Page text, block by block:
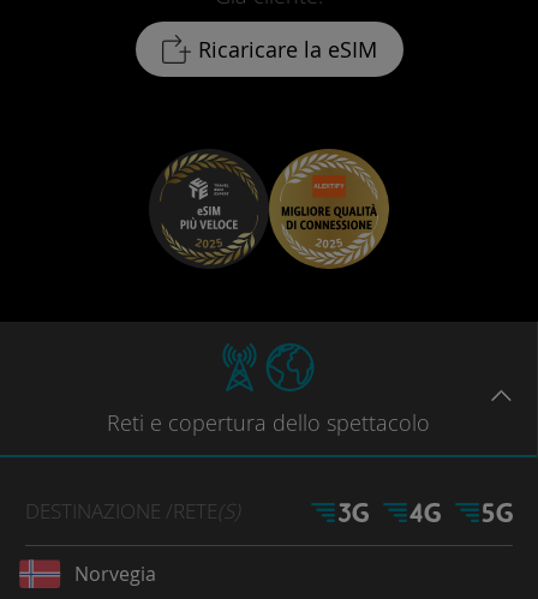
Ricaricare la eSIM
Reti e copertura dello spettacolo
DESTINAZIONE /RETE(S)
Norvegia